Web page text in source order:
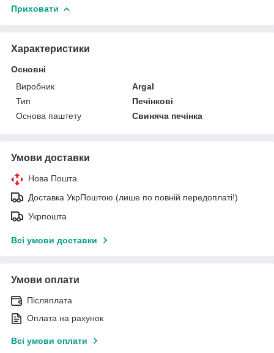
Приховати
Характеристики
Основні
Виробник
Argal
Тип
Печінкові
Основа паштету
Свиняча печінка
Умови доставки
Нова Пошта
Доставка УкрПоштою (лише по повній передоплаті!)
Укрпошта
Всі умови доставки
Умови оплати
Післяплата
Оплата на рахунок
Всі умови оплати